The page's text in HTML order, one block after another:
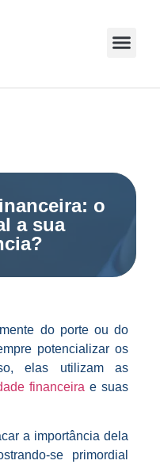
o
a sua
do porte ou do
potencializar os
elas utilizam as
financeira e suas
a importância dela
se primordial